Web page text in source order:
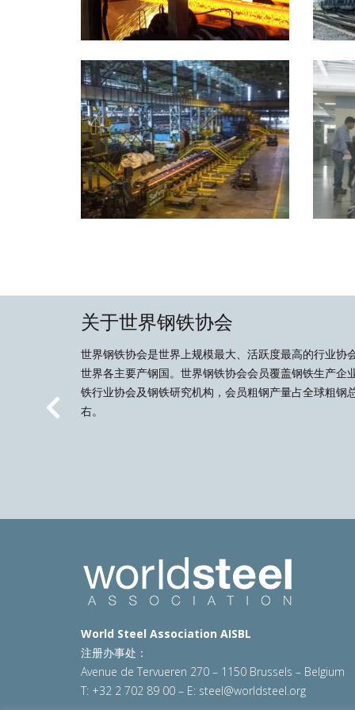
关于世界钢铁协会
世界钢铁协会是世界上规模最大、活跃度最高的行业协
世界各主要产钢国。世界钢铁协会会员覆盖钢铁生产企
铁行业协会及钢铁研究机构，会员粗钢产量占全球粗钢
右。
Previous
World Steel Association AISBL
注册办事处：
Avenue de Tervueren 270 – 1150 Brussels – Belgium
T: +32 2 702 89 00 – E: steel@worldsteel.org